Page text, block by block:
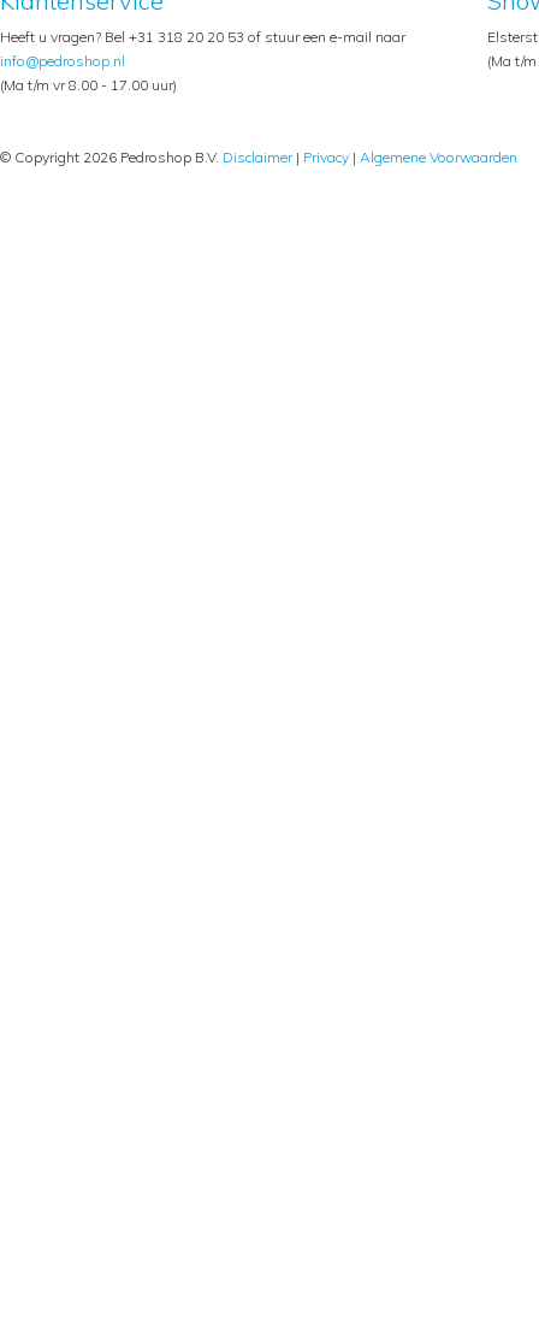
Heeft u vragen? Bel +31 318 20 20 53 of stuur een e-mail naar
info@pedroshop.nl
(Ma t/m vr 8.00 - 17.00 uur)
(Ma t/
© Copyright 2026 Pedroshop B.V. Disclaimer| Privacy | Algemene Voorwaarden